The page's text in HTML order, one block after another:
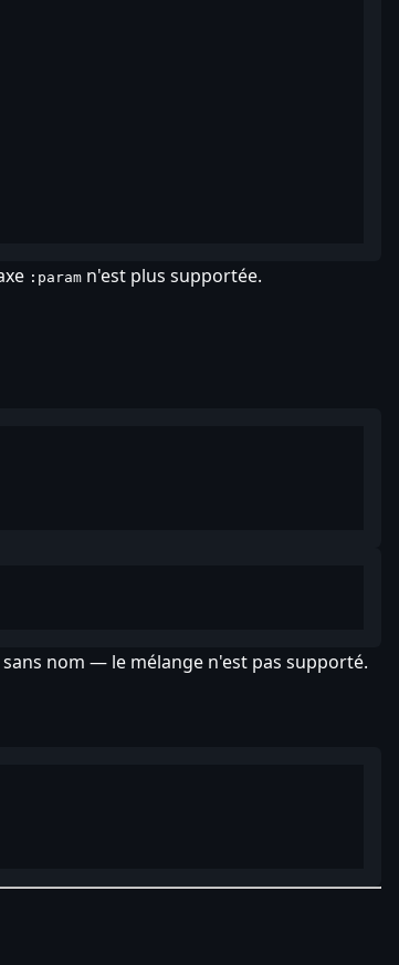
:paramn'est plus supportée.
nom — le mélange n'est pas supporté.